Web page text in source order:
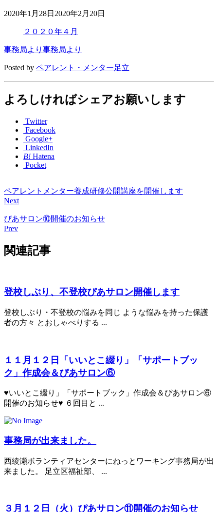
2020年1月28日 2020年2月20日
２０２０年４月
事務局より 事務局より
Posted by ペアレント・メンター足立
よろしければシェアお願いします
Twitter
Facebook
Google+
LinkedIn
B! Hatena
Pocket
ペアレントメンター養成研修公開講座を開催します
Next
ぴあサロン⑩開催のお知らせ
Prev
関連記事
登校しぶり、不登校ぴあサロン開催します
登校しぶり・不登校の悩みを同じ ような悩みを持った保護
者の方々 とおしゃべりする ...
１１月１２日「いいとこ綴り」「サポートブッ
ク」作成会＆ぴあサロン⑥
♥いいとこ綴り」「サポートブック」作成会＆ぴあサロン⑥
開催のお知らせ♥ ６回目と ...
事務局が出来ました。
西綾瀬ボランティアセンターにねっとワーキング事務局が出
来ました。 足立区福祉部、 ...
３月１２日（火）ぴあサロン⑪開催のお知らせ